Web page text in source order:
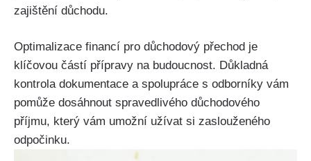
zajištění důchodu.
Optimalizace financí pro důchodový přechod je
klíčovou částí přípravy na budoucnost. Důkladná
kontrola dokumentace a spolupráce s odborníky vám
pomůže dosáhnout spravedlivého důchodového
příjmu, který vám umožní užívat si zaslouženého
odpočinku.